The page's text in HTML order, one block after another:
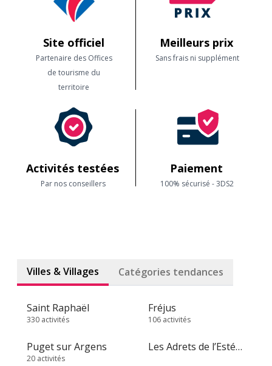
Site officiel
Partenaire des Offices
de tourisme du
territoire
Meilleurs prix
Sans frais ni supplément
Activités testées
Par nos conseillers
Paiement
100% sécurisé - 3DS2
Villes & Villages Catégories tendances
Saint Raphaël
330 activités
Fréjus
106 activités
Puget sur Argens
20 activités
Les Adrets de l’Estérel